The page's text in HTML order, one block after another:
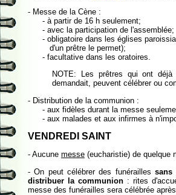
- Messe de la Cène :
- à partir de 16 h seulement;
- avec la participation de l'assemblée;
- obligatoire dans les églises
d'un prêtre le permet);
- facultative dans les oratoires.
NOTE: Les prêtres qui ont
demandait, peuvent célébrer ou
- Distribution de la communion :
- aux fidèles durant la messe
- aux malades et aux infirmes à
VENDREDI SAINT
- Aucune messe (eucharistie) de quelque
- On peut célébrer des funérailles sans
distribuer la communion : rites
messe des funérailles sera célébrée